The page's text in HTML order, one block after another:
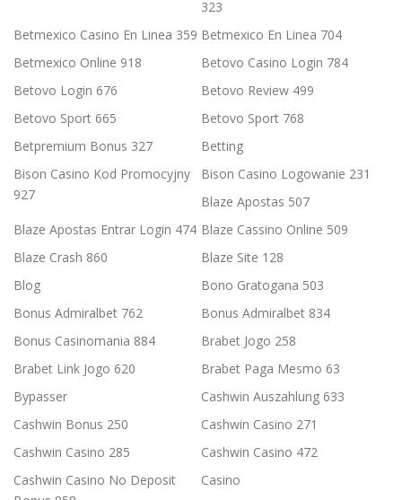
323
Betmexico Casino En Linea 359 Betmexico En Linea 704
Betmexico Online 918
Betovo Casino Login 784
Betovo Login 676
Betovo Review 499
Betovo Sport 665
Betovo Sport 768
Betpremium Bonus 327
Betting
Bison Casino Kod Promocyjny
927
Bison Casino Logowanie 231
Blaze Apostas 507
Blaze Apostas Entrar Login 474 Blaze Cassino Online 509
Blaze Crash 860
Blaze Site 128
Blog
Bono Gratogana 503
Bonus Admiralbet 762
Bonus Admiralbet 834
Bonus Casinomania 884
Brabet Jogo 258
Brabet Link Jogo 620
Brabet Paga Mesmo 63
Bypasser
Cashwin Auszahlung 633
Cashwin Bonus 250
Cashwin Casino 271
Cashwin Casino 285
Cashwin Casino 472
Cashwin Casino No Deposit
Casino